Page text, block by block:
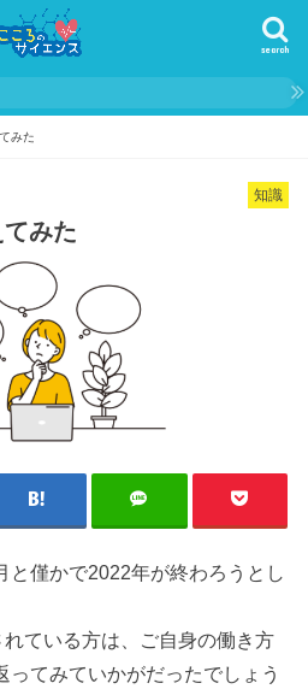
search
みた
知識
みた
と僅かで2022年が終わろうとし
ている方は、ご自身の働き方
ってみていかがだったでしょう